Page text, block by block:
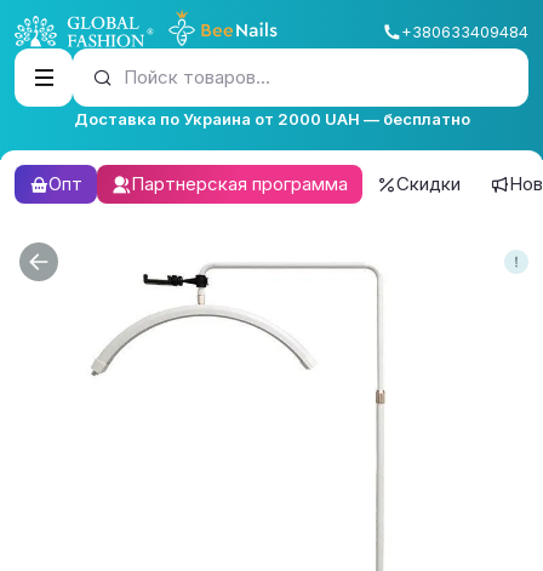
+380633409484
Пойск товаров...
Доставка по Украина от 2000 UAH — бесплатно
Опт Партнерская программа Скидки